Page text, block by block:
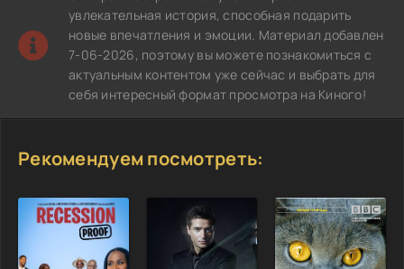
увлекательная история, способная подарить
новые впечатления и эмоции. Материал добавлен
7-06-2026, поэтому вы можете познакомиться с
актуальным контентом уже сейчас и выбрать для
себя интересный формат просмотра на Киного!
Рекомендуем посмотреть: